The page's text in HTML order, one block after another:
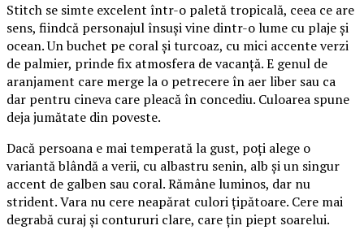
Stitch se simte excelent într-o paletă tropicală, ceea ce are
sens, fiindcă personajul însuși vine dintr-o lume cu plaje și
ocean. Un buchet pe coral și turcoaz, cu mici accente verzi
de palmier, prinde fix atmosfera de vacanță. E genul de
aranjament care merge la o petrecere în aer liber sau ca
dar pentru cineva care pleacă în concediu. Culoarea spune
deja jumătate din poveste.
Dacă persoana e mai temperată la gust, poți alege o
variantă blândă a verii, cu albastru senin, alb și un singur
accent de galben sau coral. Rămâne luminos, dar nu
strident. Vara nu cere neapărat culori țipătoare. Cere mai
degrabă curaj și contururi clare, care țin piept soarelui.